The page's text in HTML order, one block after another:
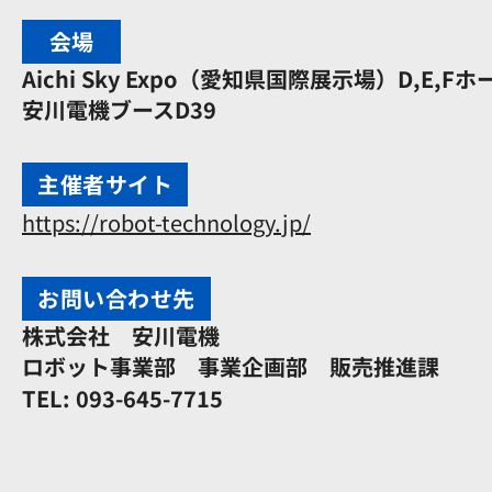
会場
Aichi Sky Expo（愛知県国際展示場） D,E,Fホ
安川電機ブースD39
主催者サイト
https://robot-technology.jp/
お問い合わせ先
株式会社 安川電機
ロボット事業部 事業企画部 販売推進課
TEL: 093-645-7715